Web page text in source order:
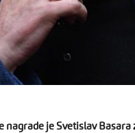
nagrade je Svetislav Basara